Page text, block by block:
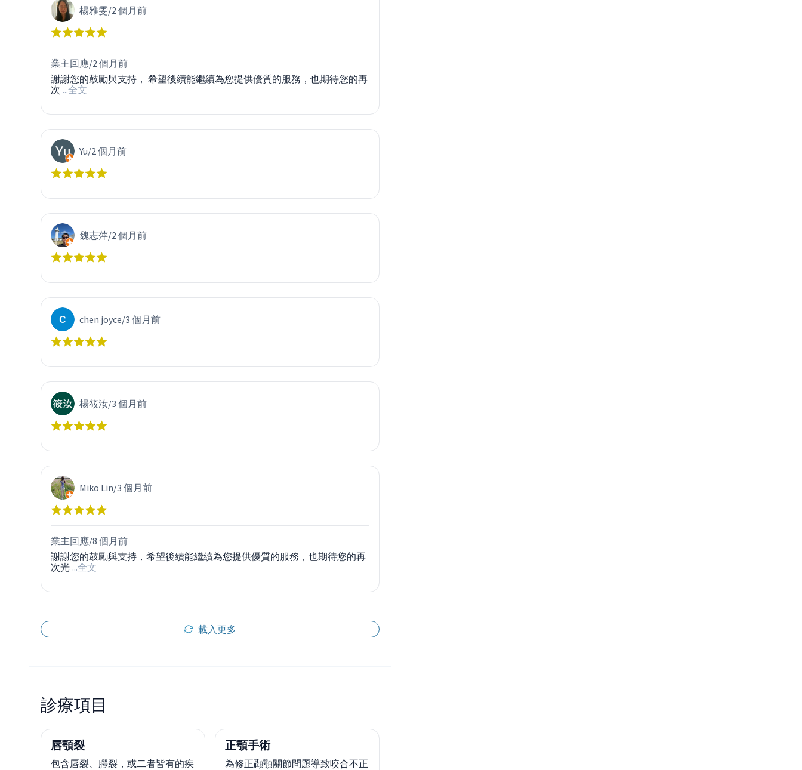
楊雅雯/2 個月前
業主回應/2 個月前
謝謝您的鼓勵與支持， 希望後續能繼續為您提供優質的服務，也期待您的再
次 ...全文
Yu/2 個月前
魏志萍/2 個月前
chen joyce/3 個月前
楊筱汝/3 個月前
Miko Lin/3 個月前
業主回應/8 個月前
謝謝您的鼓勵與支持，希望後續能繼續為您提供優質的服務，也期待您的再
次光 ...全文
載入更多
診療項目
唇顎裂
包含唇裂、腭裂，或二者皆有的疾
正顎手術
為修正顳顎關節問題導致咬合不正